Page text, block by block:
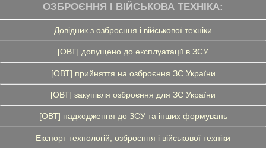
ОЗБРОЄННЯ І ВІЙСЬКОВА ТЕХНІКА:
Довідник з озброєння і військової техніки
[ОВТ] допущено до експлуатації в ЗСУ
[ОВТ] прийняття на озброєння ЗС України
[ОВТ] закупівля озброєння для ЗС України
[ОВТ] надходження до ЗСУ та інших формувань
Експорт технологій, озброєння і військової техніки